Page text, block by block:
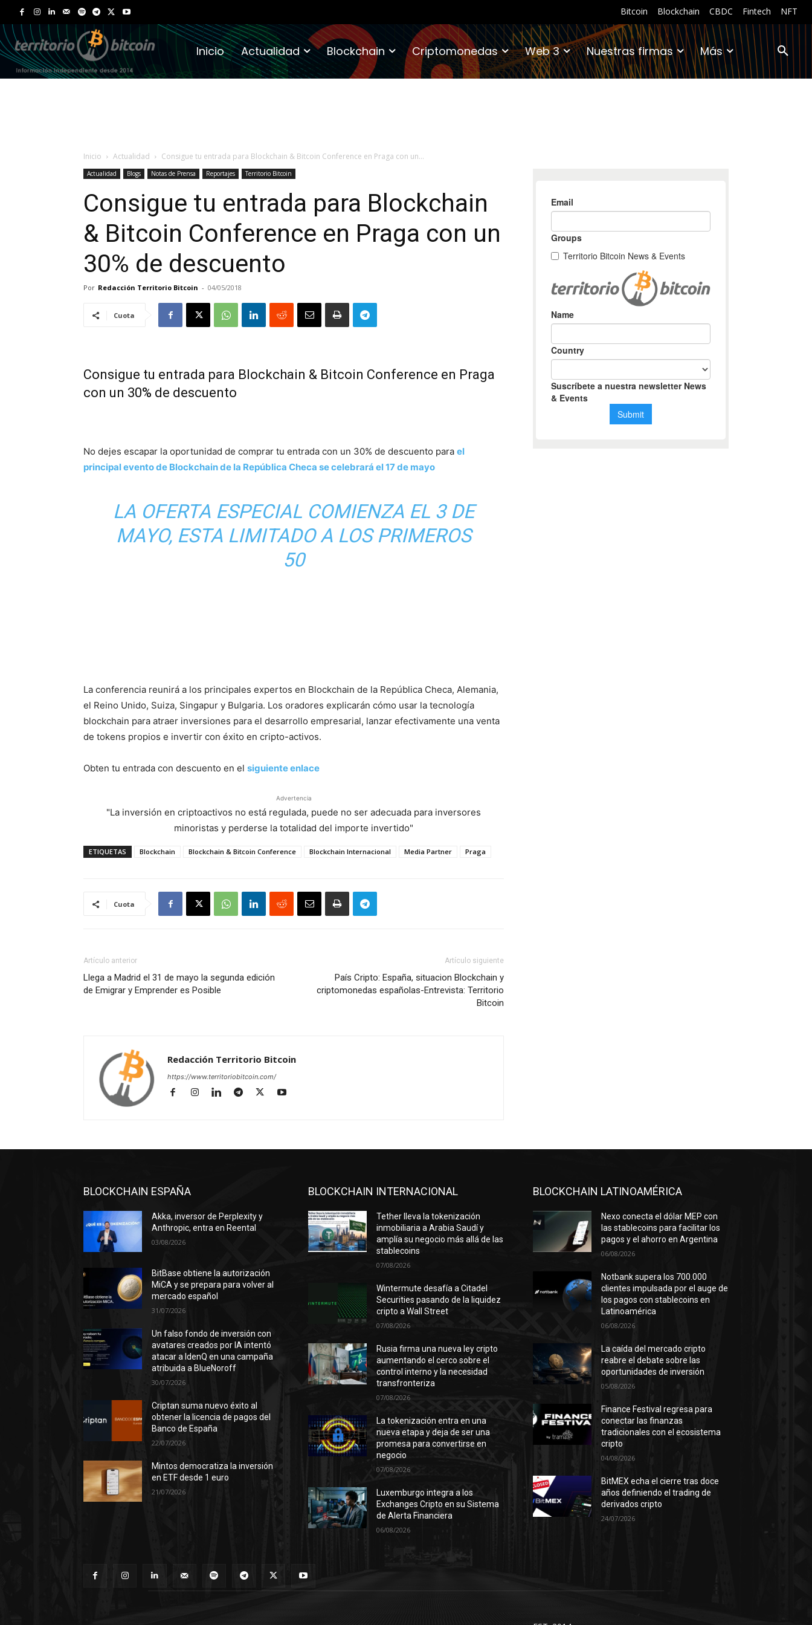
Bitcoin Blockchain CBDC Fintech NFT
Inicio Actualidad Blockchain Criptomonedas Web 3 Nuestras firmas Más
Inicio Actualidad Consigue tu entrada para Blockchain & Bitcoin Conference en Praga con un...
Actualidad Blogs Notas de Prensa Reportajes Territorio Bitcoin
Consigue tu entrada para Blockchain
& Bitcoin Conference en Praga con un
30% de descuento
Por Redacción Territorio Bitcoin - 04/05/2018
Cuota
Consigue tu entrada para Blockchain & Bitcoin Conference en Praga
con un 30% de descuento
No dejes escapar la oportunidad de comprar tu entrada con un 30% de descuento para el
principal evento de Blockchain de la República Checa se celebrará el 17 de mayo
LA OFERTA ESPECIAL COMIENZA EL 3 DE
MAYO, ESTA LIMITADO A LOS PRIMEROS
50
La conferencia reunirá a los principales expertos en Blockchain de la República Checa, Alemania,
el Reino Unido, Suiza, Singapur y Bulgaria. Los oradores explicarán cómo usar la tecnología
blockchain para atraer inversiones para el desarrollo empresarial, lanzar efectivamente una venta
de tokens propios e invertir con éxito en cripto-activos.
Obten tu entrada con descuento en el siguiente enlace
Advertencia
"La inversión en criptoactivos no está regulada, puede no ser adecuada para inversores
minoristas y perderse la totalidad del importe invertido"
ETIQUETAS Blockchain Blockchain & Bitcoin Conference Blockchain Internacional Media Partner Praga
Cuota
Artículo anterior
Llega a Madrid el 31 de mayo la segunda edición
de Emigrar y Emprender es Posible
Artículo siguiente
País Cripto: España, situacion Blockchain y
criptomonedas españolas-Entrevista: Territorio
Bitcoin
Redacción Territorio Bitcoin
https://www.territoriobitcoin.com/
BLOCKCHAIN ESPAÑA
Akka, inversor de Perplexity y
Anthropic, entra en Reental
03/08/2026
BitBase obtiene la autorización
MiCA y se prepara para volver al
mercado español
31/07/2026
Un falso fondo de inversión con
avatares creados por IA intentó
atacar a IdenQ en una campaña
atribuida a BlueNoroff
30/07/2026
Criptan suma nuevo éxito al
obtener la licencia de pagos del
Banco de España
22/07/2026
Mintos democratiza la inversión
en ETF desde 1 euro
21/07/2026
BLOCKCHAIN INTERNACIONAL
Tether lleva la tokenización
inmobiliaria a Arabia Saudí y
amplía su negocio más allá de las
stablecoins
07/08/2026
Wintermute desafía a Citadel
Securities pasando de la liquidez
cripto a Wall Street
07/08/2026
Rusia firma una nueva ley cripto
aumentando el cerco sobre el
control interno y la necesidad
transfronteriza
07/08/2026
La tokenización entra en una
nueva etapa y deja de ser una
promesa para convertirse en
negocio
07/08/2026
Luxemburgo integra a los
Exchanges Cripto en su Sistema
de Alerta Financiera
06/08/2026
BLOCKCHAIN LATINOAMÉRICA
Nexo conecta el dólar MEP con
las stablecoins para facilitar los
pagos y el ahorro en Argentina
06/08/2026
Notbank supera los 700.000
clientes impulsada por el auge de
los pagos con stablecoins en
Latinoamérica
06/08/2026
La caída del mercado cripto
reabre el debate sobre las
oportunidades de inversión
05/08/2026
Finance Festival regresa para
conectar las finanzas
tradicionales con el ecosistema
cripto
04/08/2026
BitMEX echa el cierre tras doce
años definiendo el trading de
derivados cripto
24/07/2026